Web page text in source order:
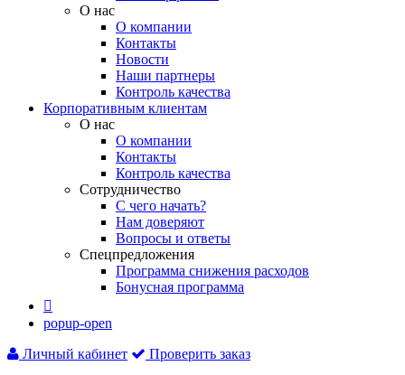
О нас
О компании
Контакты
Новости
Наши партнеры
Контроль качества
Корпоративным клиентам
О нас
О компании
Контакты
Контроль качества
Сотрудничество
С чего начать?
Нам доверяют
Вопросы и ответы
Спецпредложения
Программа снижения расходов
Бонусная программа

popup-open
Личный кабинет
Проверить заказ